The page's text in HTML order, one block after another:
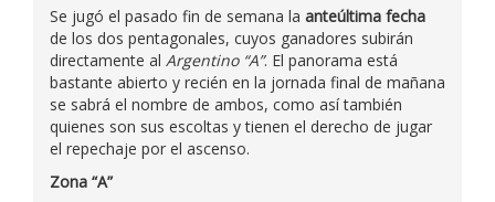
Se jugó el pasado fin de semana la anteúltima fecha
de los dos pentagonales, cuyos ganadores subirán
directamente al Argentino “A”. El panorama está
bastante abierto y recién en la jornada final de mañana
se sabrá el nombre de ambos, como así también
quienes son sus escoltas y tienen el derecho de jugar
el repechaje por el ascenso.
Zona “A”